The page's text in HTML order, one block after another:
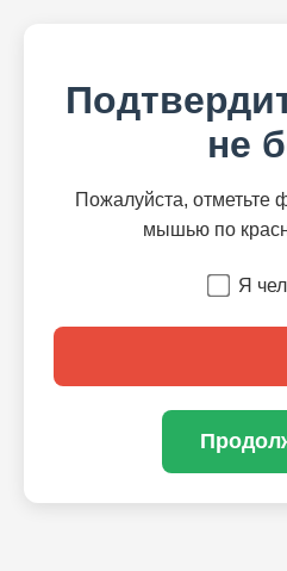
не
Пожалуйста, отметьте
мышью по
Я